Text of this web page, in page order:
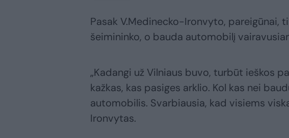
Pasak V.Medinecko-Ironvyto, pareigūnai,
šeimininko, o bauda automobilį
„Kadangi už Vilniaus buvo, turbūt ieškos
kažkas, kas pasiges arklio. Kol kas nei
automobilis. Svarbiausia, kad visiems
Ironvytas.